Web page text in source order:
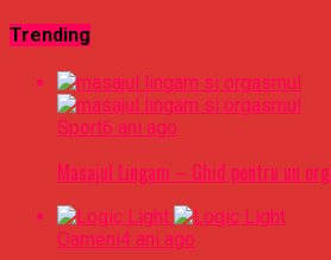
Trending
Sport6 ani ago
Masajul Lingam – Ghid pentru un
Oameni4 ani ago